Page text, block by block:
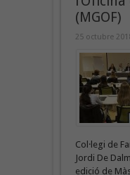
(MGOF)
25 octubre
Col·legi de
Jordi De
edició de